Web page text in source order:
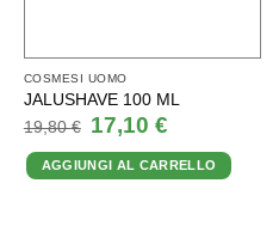
COSMESI UOMO
JALUSHAVE 100 ML
19,80€
Il
prezzo
originale
era:
19,80 €.
17,10 €Il
prezzo
attuale
è:
17,10 €.
AGGIUNGI AL CARRELLO